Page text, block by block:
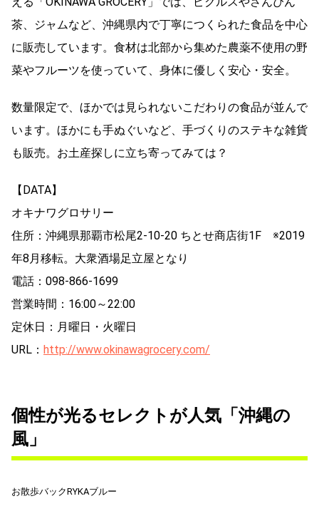
茶、ジャムなど、沖縄県内で丁寧につくられた食品を中心
に販売しています。食材は北部から集めた農薬不使用の野
菜やフルーツを使っていて、身体に優しく安心・安全。
数量限定で、ほかでは見られないこだわりの食品が並んで
います。ほかにも手ぬぐいなど、手づくりのステキな雑貨
も販売。お土産探しに立ち寄ってみては？
【DATA】
オキナワグロサリー
住所：沖縄県那覇市松尾2-10-20 ちとせ商店街1F ※2019
年8月移転。大衆酒場足立屋となり
電話：098-866-1699
営業時間：16:00～22:00
定休日：月曜日・火曜日
URL： http://www.okinawagrocery.com/
個性が光るセレクトが人気「沖縄の
風」
お散歩バックRYKAブルー